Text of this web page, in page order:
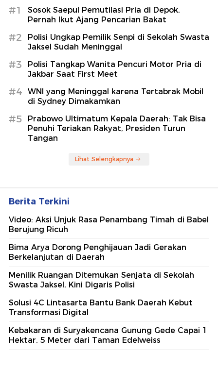
#1
Sosok Saepul Pemutilasi Pria di Depok,
Pernah Ikut Ajang Pencarian Bakat
#2
Polisi Ungkap Pemilik Senpi di Sekolah Swasta
Jaksel Sudah Meninggal
#3
Polisi Tangkap Wanita Pencuri Motor Pria di
Jakbar Saat First Meet
#4
WNI yang Meninggal karena Tertabrak Mobil
di Sydney Dimakamkan
#5
Prabowo Ultimatum Kepala Daerah: Tak Bisa
Penuhi Teriakan Rakyat, Presiden Turun
Tangan
Lihat Selengkapnya
Berita Terkini
Video: Aksi Unjuk Rasa Penambang Timah di Babel
Berujung Ricuh
Bima Arya Dorong Penghijauan Jadi Gerakan
Berkelanjutan di Daerah
Menilik Ruangan Ditemukan Senjata di Sekolah
Swasta Jaksel, Kini Digaris Polisi
Solusi 4C Lintasarta Bantu Bank Daerah Kebut
Transformasi Digital
Kebakaran di Suryakencana Gunung Gede Capai 1
Hektar, 5 Meter dari Taman Edelweiss